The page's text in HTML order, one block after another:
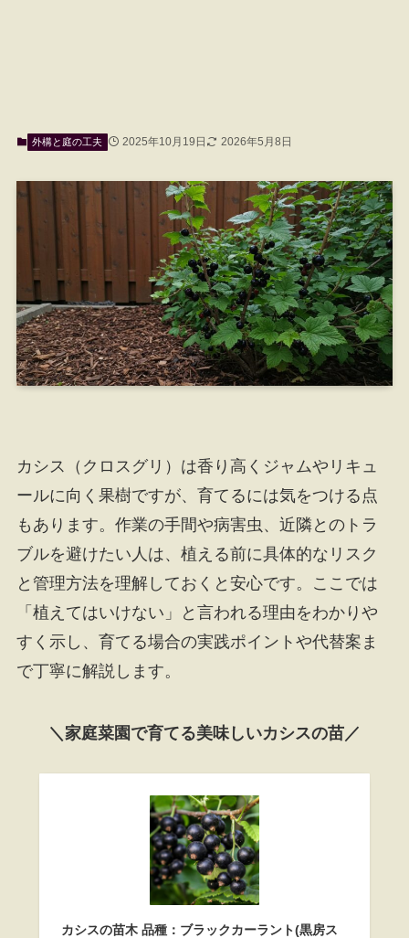
外構と庭の工夫 2025年10月19日 2026年5月8日
カシス（クロスグリ）は香り高くジャムやリキュ
ールに向く果樹ですが、育てるには気をつける点
もあります。作業の手間や病害虫、近隣とのトラ
ブルを避けたい人は、植える前に具体的なリスク
と管理方法を理解しておくと安心です。ここでは
「植えてはいけない」と言われる理由をわかりや
すく示し、育てる場合の実践ポイントや代替案ま
で丁寧に解説します。
＼家庭菜園で育てる美味しいカシスの苗／
カシスの苗木 品種：ブラックカーラント(黒房ス